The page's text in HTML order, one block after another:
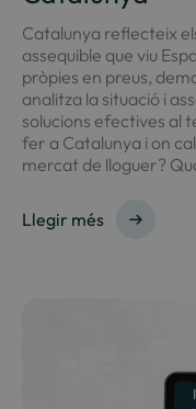
Catalunya reflecteix
assequible que viu
pròpies en preus,
analitza la situació i
solucions efectives al
fer a Catalunya i on
mercat de lloguer?
Llegir més